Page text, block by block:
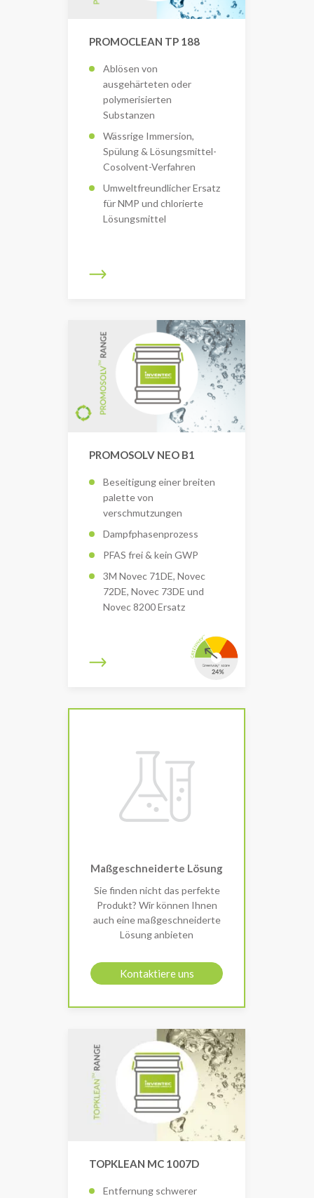
PROMOCLEAN TP 188
Ablösen von
ausgehärteten oder
polymerisierten
Substanzen
Wässrige Immersion,
Spülung & Lösungsmittel-
Cosolvent-Verfahren
Umweltfreundlicher Ersatz
für NMP und chlorierte
Lösungsmittel
PROMOSOLV NEO B1
Beseitigung einer breiten
palette von
verschmutzungen
Dampfphasenprozess
PFAS frei & kein GWP
3M Novec 71DE, Novec
72DE, Novec 73DE und
Novec 8200 Ersatz
Maßgeschneiderte Lösung
Sie finden nicht das perfekte
Produkt? Wir können Ihnen
auch eine maßgeschneiderte
Lösung anbieten
Kontaktiere uns
TOPKLEAN MC 1007D
Entfernung schwerer